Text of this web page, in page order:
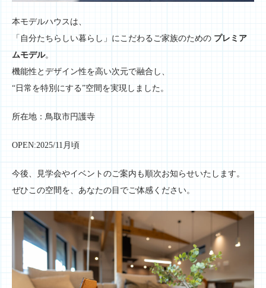
本モデルハウスは、
「自分たちらしい暮らし」にこだわるご家族のための プレミア
ムモデル。
機能性とデザイン性を高い次元で融合し、
“日常を特別にする”空間を実現しました。
所在地：鳥取市円護寺
OPEN:2025/11月頃
今後、見学会やイベントのご案内も順次お知らせいたします。
ぜひこの空間を、あなたの目でご体感ください。